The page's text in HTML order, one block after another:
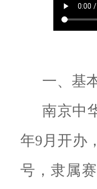
一、基
南京中
年9月开办
号，隶属